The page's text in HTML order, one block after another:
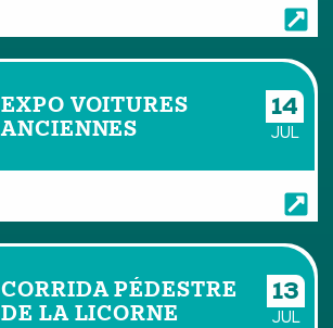
EXPO VOITURES
ANCIENNES
14
JUL
CORRIDA PÉDESTRE
DE LA LICORNE
13
JUL